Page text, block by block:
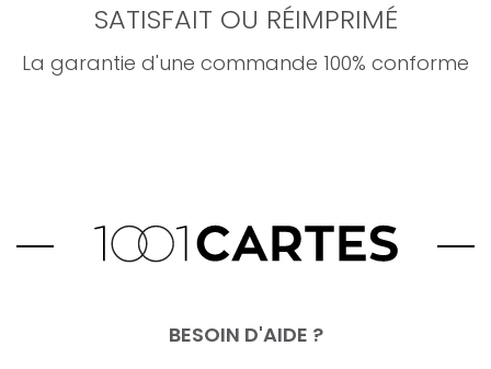
SATISFAIT OU RÉIMPRIMÉ
La garantie d'une commande 100% conforme
BESOIN D'AIDE ?